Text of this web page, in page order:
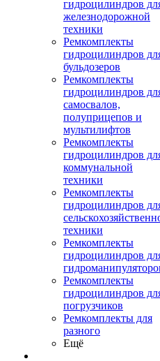
гидроцилиндров
железнодорожной
техники
Ремкомплекты
гидроцилиндров
бульдозеров
Ремкомплекты
гидроцилиндров
самосвалов,
полуприцепов и
мультилифтов
Ремкомплекты
гидроцилиндров
коммунальной
техники
Ремкомплекты
гидроцилиндров
техники
Ремкомплекты
гидроцилиндров
Ремкомплекты
гидроцилиндров
погрузчиков
Ремкомплекты для
разного
Ещё